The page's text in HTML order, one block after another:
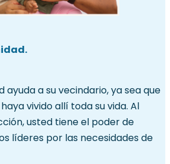
ayuda a su vecindario, ya sea que
vivido allí toda su vida. Al
usted tiene el poder de
líderes por las necesidades de